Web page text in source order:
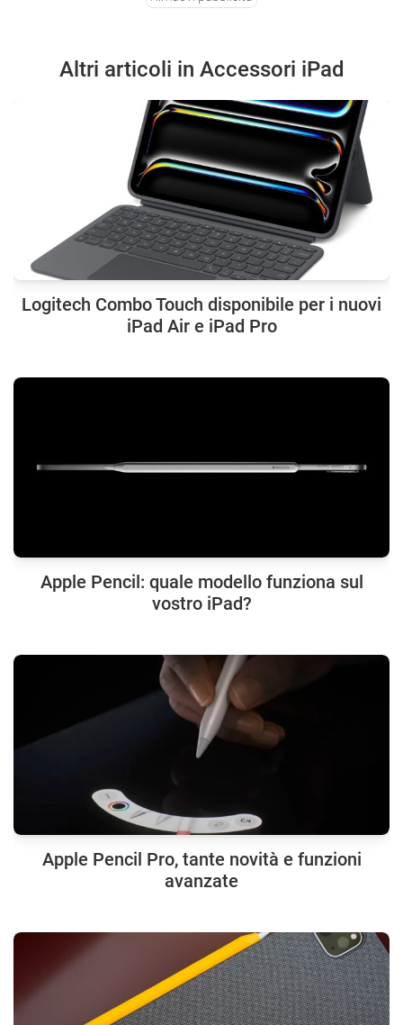
Altri articoli in Accessori iPad
Logitech Combo Touch disponibile per i nuovi
iPad Air e iPad Pro
Apple Pencil: quale modello funziona sul
vostro iPad?
Apple Pencil Pro, tante novità e funzioni
avanzate